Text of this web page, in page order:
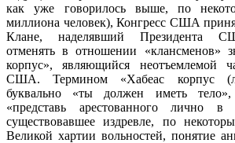
как уже говорилось выше, по
миллиона человек), Конгресс США
Клане, наделявший Президента
отменять в отношении «клансменов»
корпус», являющийся неотъемлемой
США. Термином «Хабеас корпус
буквально «ты должен иметь
«представь арестованного лично в
существовавшее издревле, по
Великой хартии вольностей, понятие